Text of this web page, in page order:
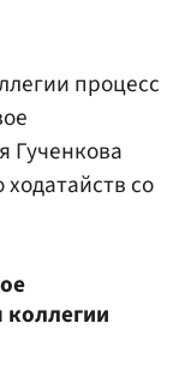
процесс
Гученкова
со
коллегии